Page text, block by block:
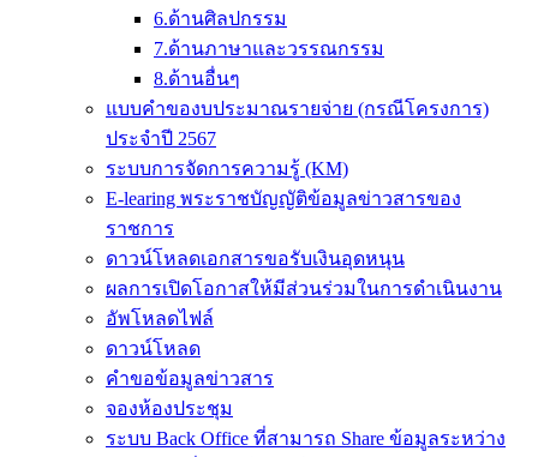
6.ด้านศิลปกรรม
7.ด้านภาษาและวรรณกรรม
8.ด้านอื่นๆ
แบบคำของบประมาณรายจ่าย (กรณีโครงการ)
ประจำปี 2567
ระบบการจัดการความรู้ (KM)
E-learing พระราชบัญญัติข้อมูลข่าวสารของ
ราชการ
ดาวน์โหลดเอกสารขอรับเงินอุดหนุน
ผลการเปิดโอกาสให้มีส่วนร่วมในการดำเนินงาน
อัพโหลดไฟล์
ดาวน์โหลด
คำขอข้อมูลข่าวสาร
จองห้องประชุม
ระบบ Back Office ที่สามารถ Share ข้อมูลระหว่าง